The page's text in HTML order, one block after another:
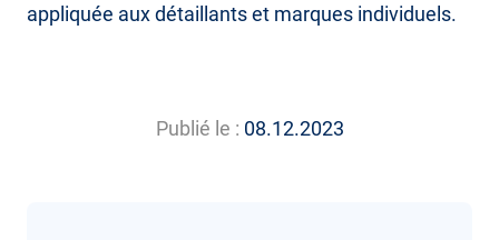
appliquée aux détaillants et marques individuels.
Publié le : 08.12.2023